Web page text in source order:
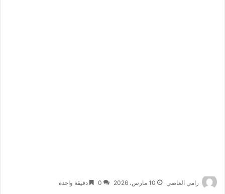
رامي العاصي 10 مارس، 2026 0 دقيقة واحدة